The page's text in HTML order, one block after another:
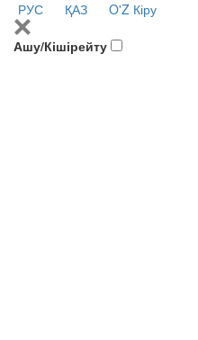
РУС ҚАЗ O'Z Кіру
Ашу/Кішірейту